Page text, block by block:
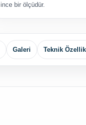
ince bir ölçüdür.
Galeri Teknik